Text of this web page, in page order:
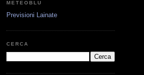
METEOBLU
Previsioni Lainate
CERCA